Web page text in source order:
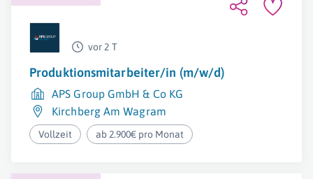
vor 2 T
Produktionsmitarbeiter/in (m/w/d)
APS Group GmbH & Co KG
Kirchberg Am Wagram
Vollzeit ab 2.900€ pro Monat